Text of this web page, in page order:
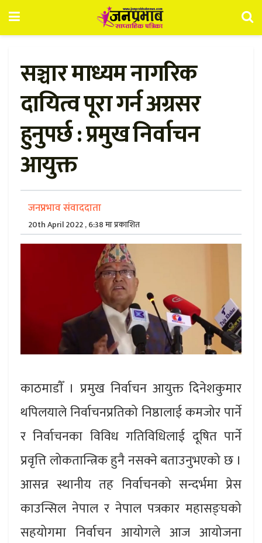
सञ्चार माध्यम नागरिक
दायित्व पूरा गर्न अग्रसर
हुनुपर्छ : प्रमुख निर्वाचन
आयुक्त
जनप्रभाव संवाददाता
20th April 2022 , 6:38 मा प्रकाशित
काठमाडाैँ । प्रमुख निर्वाचन आयुक्त दिनेशकुमार
थपिलयाले निर्वाचनप्रतिको निष्ठालाई कमजोर पार्ने
र निर्वाचनका विविध गतिविधिलाई दूषित पार्ने
प्रवृत्ति लोकतान्त्रिक हुनै नसक्ने बताउनुभएको छ ।
आसन्न स्थानीय तह निर्वाचनको सन्दर्भमा प्रेस
काउन्सिल नेपाल र नेपाल पत्रकार महासङ्घको
सहयोगमा निर्वाचन आयोगले आज आयोजना